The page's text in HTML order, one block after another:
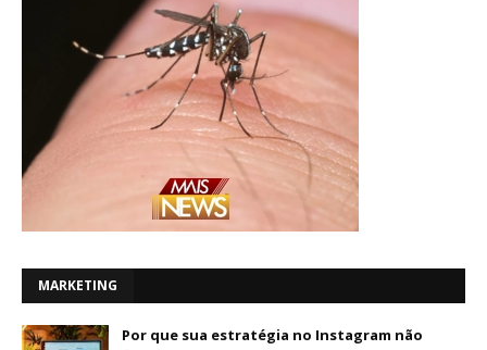
MARKETING
Por que sua estratégia no Instagram não